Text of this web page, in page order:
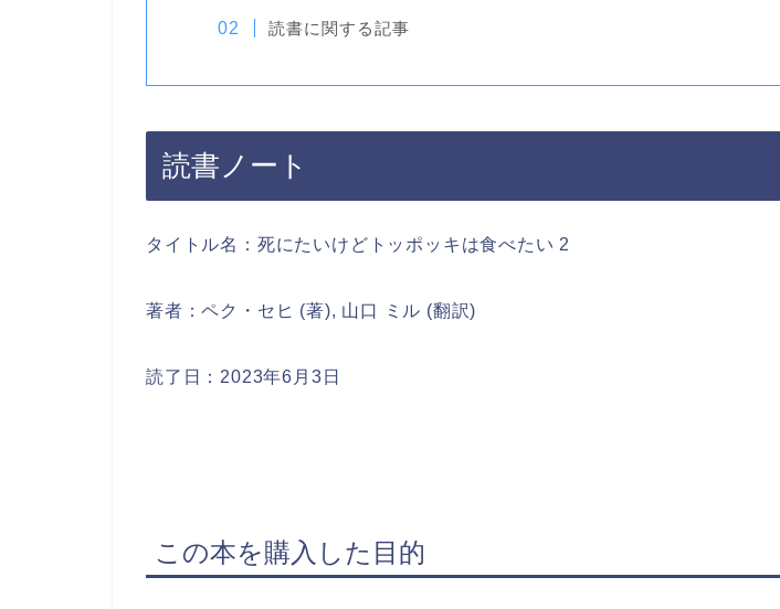
読書に関する記事
読書ノート
タイトル名：死にたいけどトッポッキは食べたい 2
著者：ペク・セヒ (著), 山口 ミル (翻訳)
読了日：2023年6月3日
この本を購入した目的